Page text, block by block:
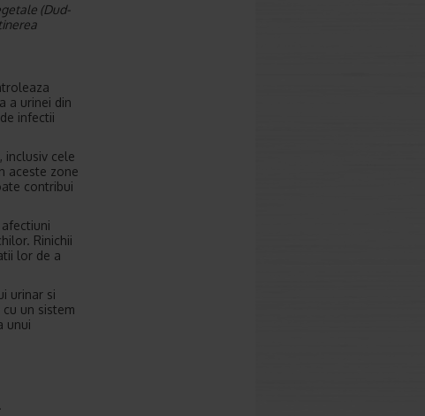
(Dud-
a urinei din
infectii
inclusiv cele
aceste zone
contribui
Rinichii
lor de a
urinar si
un sistem
unui